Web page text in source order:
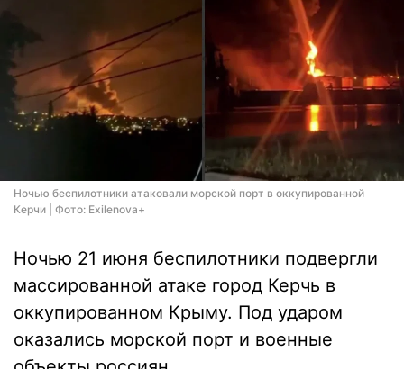
Ночью беспилотники атаковали морской порт в оккупированной
Керчи | Фото: Exilenova+
Ночью 21 июня беспилотники подвергли
массированной атаке город Керчь в
оккупированном Крыму. Под ударом
оказались морской порт и военные